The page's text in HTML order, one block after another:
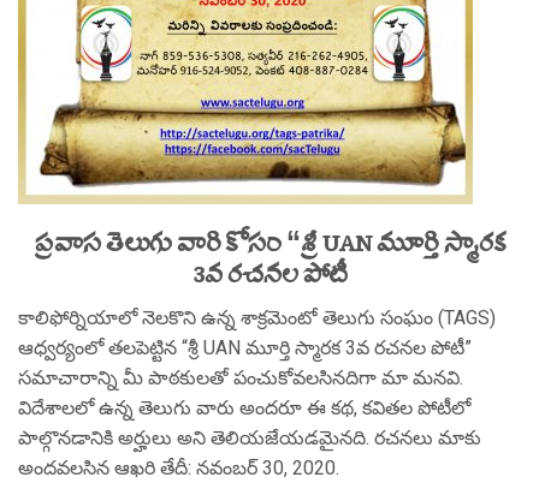
ప్రవాస తెలుగు వారి కోసం “శ్రీ UAN మూర్తి స్మారక
3వ రచనల పోటీ
కాలిఫోర్నియాలో నెలకొని ఉన్న శాక్రమెంటో తెలుగు సంఘం (TAGS)
ఆధ్వర్యంలో తలపెట్టిన “శ్రీ UAN మూర్తి స్మారక 3వ రచనల పోటీ”
సమాచారాన్ని మీ పాఠకులతో పంచుకోవలసినదిగా మా మనవి.
విదేశాలలో ఉన్న తెలుగు వారు అందరూ ఈ కథ, కవితల పోటీలో
పాల్గొనడానికి అర్హులు అని తెలియజేయడమైనది. రచనలు మాకు
అందవలసిన ఆఖరి తేదీ: నవంబర్ 30, 2020.